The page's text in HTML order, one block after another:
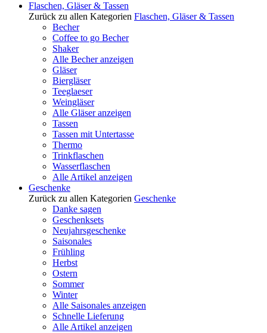
Flaschen, Gläser & Tassen
Zurück zu allen Kategorien Flaschen, Gläser & Tassen
Becher
Coffee to go Becher
Shaker
Alle Becher anzeigen
Gläser
Biergläser
Teeglaeser
Weingläser
Alle Gläser anzeigen
Tassen
Tassen mit Untertasse
Thermo
Trinkflaschen
Wasserflaschen
Alle Artikel anzeigen
Geschenke
Zurück zu allen Kategorien Geschenke
Danke sagen
Geschenksets
Neujahrsgeschenke
Saisonales
Frühling
Herbst
Ostern
Sommer
Winter
Alle Saisonales anzeigen
Schnelle Lieferung
Alle Artikel anzeigen